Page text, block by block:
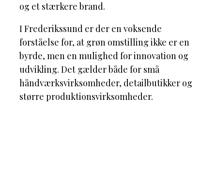
og et stærkere brand.
I Frederikssund er der en voksende
forståelse for, at grøn omstilling ikke er en
byrde, men en mulighed for innovation og
udvikling. Det gælder både for små
håndværksvirksomheder, detailbutikker og
større produktionsvirksomheder.